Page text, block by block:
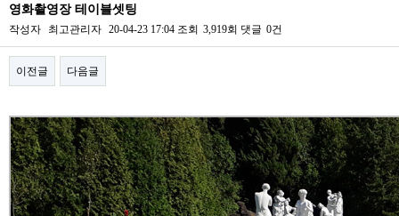
영화촬영장 테이블셋팅
작성자 최고관리자 20-04-23 17:04 조회 3,919회 댓글 0건
이전글 다음글
본문